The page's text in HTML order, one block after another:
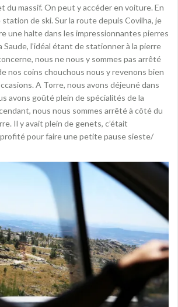
du massif. On peut y accéder en voiture. En
station de ski. Sur la route depuis Covilha, je
une halte dans les impressionnantes pierres
Saude, l’idéal étant de stationner à la pierre
nous ne nous y sommes pas arrêté
nos coins chouchous nous y revenons bien
A Torre, nous avons déjeuné dans
avons goûté plein de spécialités de la
nous nous sommes arrêté à côté du
Il y avait plein de genets, c’était
pour faire une petite pause sieste/